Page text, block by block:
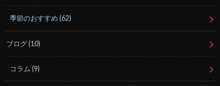
季節のおすすめ(62)
ブログ(10)
コラム(9)